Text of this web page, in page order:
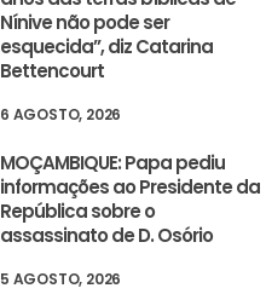
Nínive não pode ser
esquecida”, diz Catarina
Bettencourt
6 AGOSTO, 2026
MOÇAMBIQUE: Papa pediu
informações ao Presidente da
República sobre o
assassinato de D. Osório
5 AGOSTO, 2026